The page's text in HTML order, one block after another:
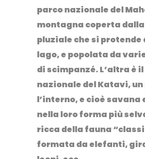
parco nazionale del
montagna coperta
pluziale che si protende
lago, e popolata da
di scimpanzé. L’altra è
nazionale del Katavi, un
l’interno, e cioè savana
nella loro forma più
ricca della fauna
formata da elefanti,